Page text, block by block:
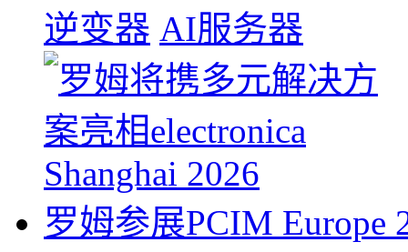
逆变器 AI服务器
罗姆参展PCIM Europe